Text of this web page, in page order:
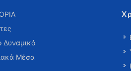
Δυναμικό
Μέσα